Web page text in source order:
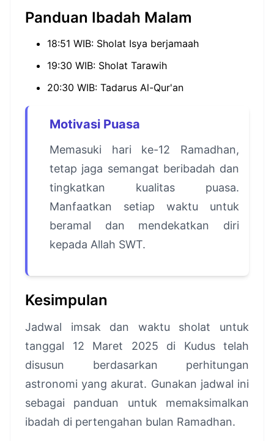
Panduan Ibadah Malam
18:51 WIB: Sholat Isya berjamaah
19:30 WIB: Sholat Tarawih
20:30 WIB: Tadarus Al-Qur'an
Motivasi Puasa
Memasuki hari ke-12 Ramadhan,
tetap jaga semangat beribadah dan
tingkatkan kualitas puasa.
Manfaatkan setiap waktu untuk
beramal dan mendekatkan diri
kepada Allah SWT.
Kesimpulan
Jadwal imsak dan waktu sholat untuk
tanggal 12 Maret 2025 di Kudus telah
disusun berdasarkan perhitungan
astronomi yang akurat. Gunakan jadwal ini
sebagai panduan untuk memaksimalkan
ibadah di pertengahan bulan Ramadhan.